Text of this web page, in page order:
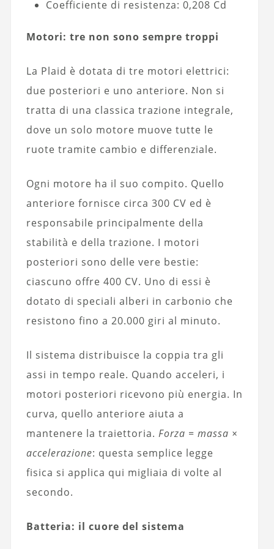
Coefficiente di resistenza: 0,208 Cd
Motori: tre non sono sempre troppi
La Plaid è dotata di tre motori elettrici:
due posteriori e uno anteriore. Non si
tratta di una classica trazione integrale,
dove un solo motore muove tutte le
ruote tramite cambio e differenziale.
Ogni motore ha il suo compito. Quello
anteriore fornisce circa 300 CV ed è
responsabile principalmente della
stabilità e della trazione. I motori
posteriori sono delle vere bestie:
ciascuno offre 400 CV. Uno di essi è
dotato di speciali alberi in carbonio che
resistono fino a 20.000 giri al minuto.
Il sistema distribuisce la coppia tra gli
assi in tempo reale. Quando acceleri, i
motori posteriori ricevono più energia. In
curva, quello anteriore aiuta a
mantenere la traiettoria. Forza = massa ×
accelerazione: questa semplice legge
fisica si applica qui migliaia di volte al
secondo.
Batteria: il cuore del sistema